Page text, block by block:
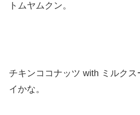
トムヤムクン。
チキンココナッツ with ミルク
イかな。